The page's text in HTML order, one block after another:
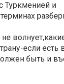
Туркменией и
если есть
быть и